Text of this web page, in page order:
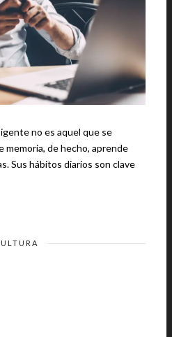
no es aquel que se
memoria, de hecho, aprende